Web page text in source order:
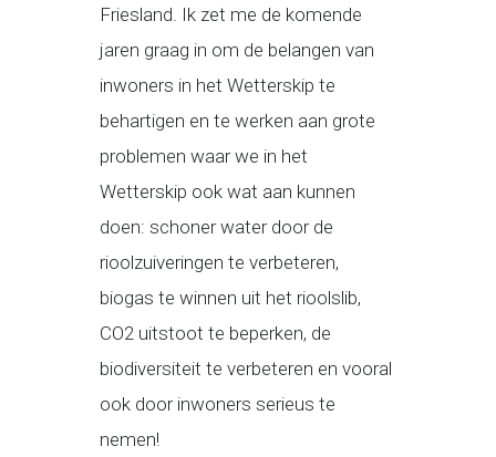
Friesland. Ik zet me de komende
jaren graag in om de belangen van
inwoners in het Wetterskip te
behartigen en te werken aan grote
problemen waar we in het
Wetterskip ook wat aan kunnen
doen: schoner water door de
rioolzuiveringen te verbeteren,
biogas te winnen uit het rioolslib,
CO2 uitstoot te beperken, de
biodiversiteit te verbeteren en vooral
ook door inwoners serieus te
nemen!